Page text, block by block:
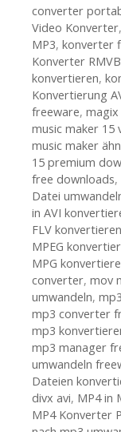
converter
Video Konverter,
MP3, konverter
Konverter
konvertieren,
Konvertierung
freeware,
music maker 15
music maker
15 premium
free downloads,
Datei
in AVI
FLV konvertieren
MPEG
MPG
converter, mov
umwandeln, mp3
mp3 converter
mp3
mp3 manager
umwandeln
Dateien
divx avi, MP4 in
MP4 Konverter